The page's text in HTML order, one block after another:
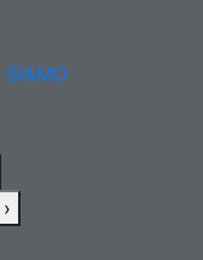
SIAMO
›